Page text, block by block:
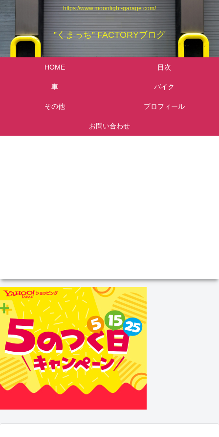
https://www.moonlight-garage.com/
”くまっち” FACTORYブログ
HOME 目次
車 バイク
その他 プロフィール
お問い合わせ